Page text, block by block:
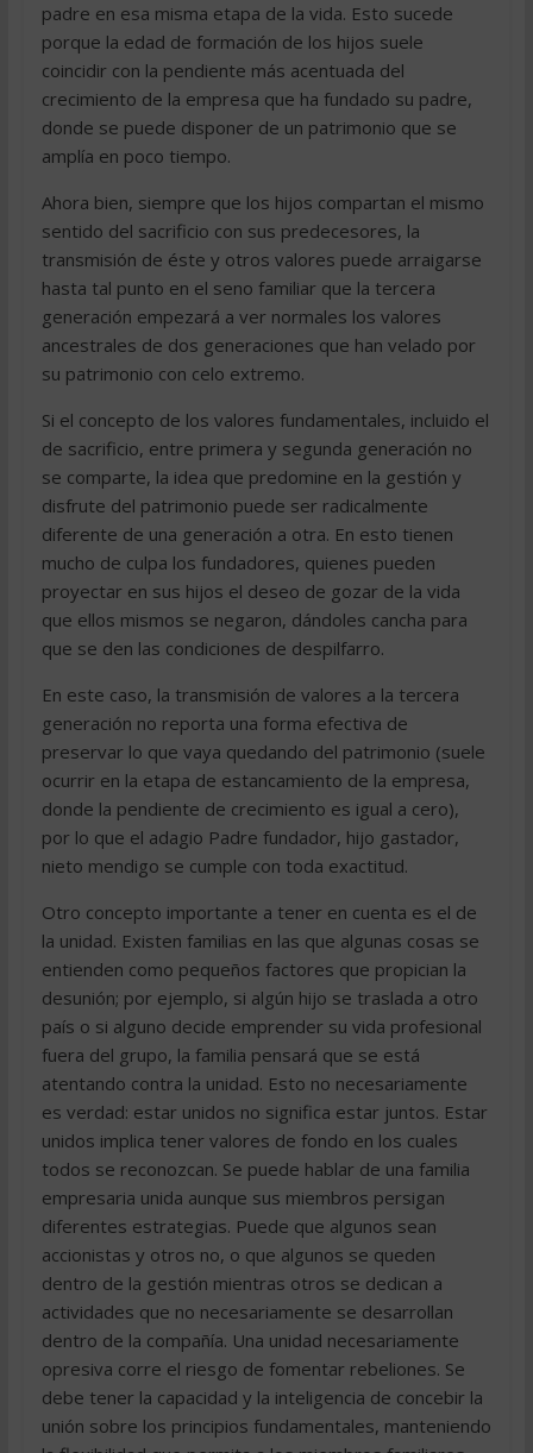
padre en esa misma etapa de la vida. Esto sucede
porque la edad de formación de los hijos suele
coincidir con la pendiente más acentuada del
crecimiento de la empresa que ha fundado su padre,
donde se puede disponer de un patrimonio que se
amplía en poco tiempo.
Ahora bien, siempre que los hijos compartan el mismo
sentido del sacrificio con sus predecesores, la
transmisión de éste y otros valores puede arraigarse
hasta tal punto en el seno familiar que la tercera
generación empezará a ver normales los valores
ancestrales de dos generaciones que han velado por
su patrimonio con celo extremo.
Si el concepto de los valores fundamentales, incluido el
de sacrificio, entre primera y segunda generación no
se comparte, la idea que predomine en la gestión y
disfrute del patrimonio puede ser radicalmente
diferente de una generación a otra. En esto tienen
mucho de culpa los fundadores, quienes pueden
proyectar en sus hijos el deseo de gozar de la vida
que ellos mismos se negaron, dándoles cancha para
que se den las condiciones de despilfarro.
En este caso, la transmisión de valores a la tercera
generación no reporta una forma efectiva de
preservar lo que vaya quedando del patrimonio (suele
ocurrir en la etapa de estancamiento de la empresa,
donde la pendiente de crecimiento es igual a cero),
por lo que el adagio Padre fundador, hijo gastador,
nieto mendigo se cumple con toda exactitud.
Otro concepto importante a tener en cuenta es el de
la unidad. Existen familias en las que algunas cosas se
entienden como pequeños factores que propician la
desunión; por ejemplo, si algún hijo se traslada a otro
país o si alguno decide emprender su vida profesional
fuera del grupo, la familia pensará que se está
atentando contra la unidad. Esto no necesariamente
es verdad: estar unidos no significa estar juntos. Estar
unidos implica tener valores de fondo en los cuales
todos se reconozcan. Se puede hablar de una familia
empresaria unida aunque sus miembros persigan
diferentes estrategias. Puede que algunos sean
accionistas y otros no, o que algunos se queden
dentro de la gestión mientras otros se dedican a
actividades que no necesariamente se desarrollan
dentro de la compañía. Una unidad necesariamente
opresiva corre el riesgo de fomentar rebeliones. Se
debe tener la capacidad y la inteligencia de concebir la
unión sobre los principios fundamentales, manteniendo